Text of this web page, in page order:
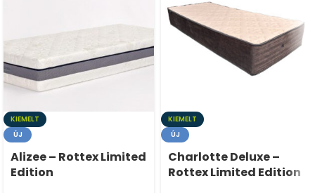
KIEMELT
ÚJ
Alizee – Rottex Limited
Edition
KIEMELT
ÚJ
Charlotte Deluxe –
Rottex Limited Edition